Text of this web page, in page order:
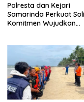
Polresta dan Kejari
Samarinda Perkuat
Komitmen Wujudkan